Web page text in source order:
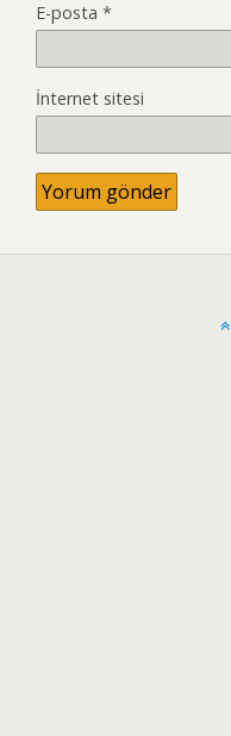
E-posta *
İnternet sitesi